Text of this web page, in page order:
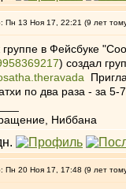
Пн 13 Ноя 17, 22:21 (9 лет
группе в Фейсбуке
) создал
по два раза - за 5-
Ниббана
Пн 20 Ноя 17, 17:48 (9 лет